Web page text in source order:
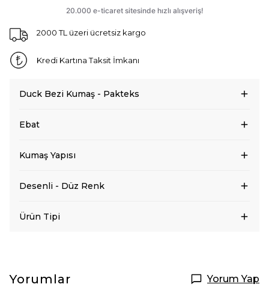
2000 TL üzeri ücretsiz kargo
Kredi Kartına Taksit İmkanı
Duck Bezi Kumaş - Pakteks
Ebat
Kumaş Yapısı
Desenli - Düz Renk
Ürün Tipi
Yorumlar Yorum Yap